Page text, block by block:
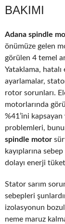
BAKIMI
Adana spindle
önümüze gelen
görülen 4 temel
Yataklama, hatalı
ayarlamalar,
rotor sorunları.
motorlarında
%41’ini
problemleri,
spindle motor
kayıplarına
dolayı enerji
Stator sarım
sebepleri
izolasyonun
neme maruz